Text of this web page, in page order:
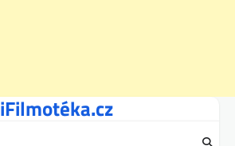
iFilmotéka.cz